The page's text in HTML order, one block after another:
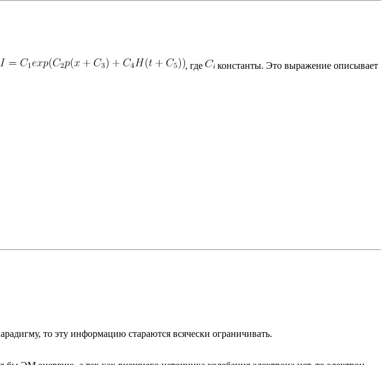
, где
константы. Это выражение описывает
то эту информацию стараются всячески ограничивать.